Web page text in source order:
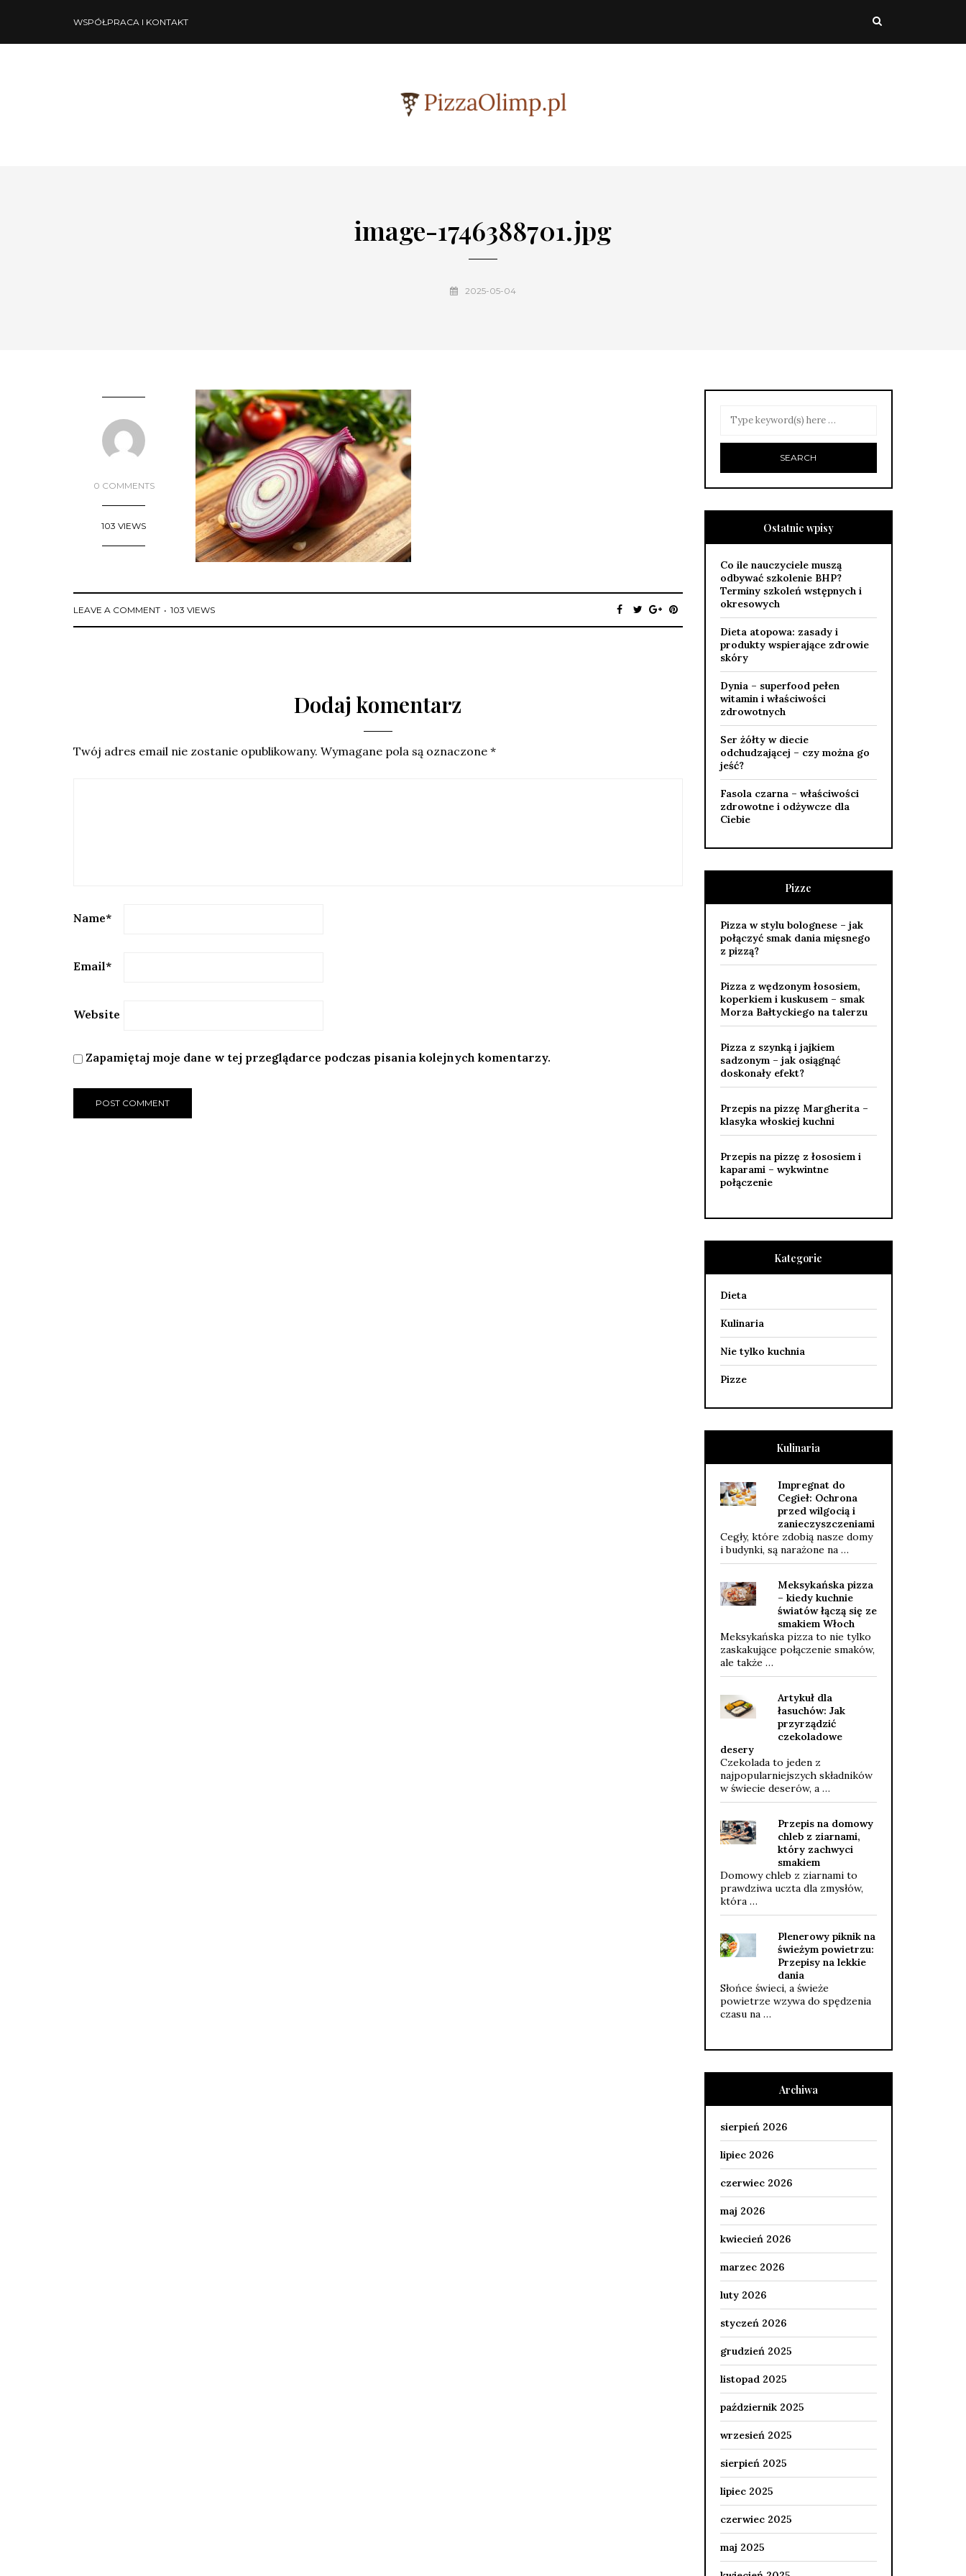
WSPÓŁPRACA I KONTAKT
image-1746388701.jpg
2025-05-04
0 COMMENTS
103 VIEWS
LEAVE A COMMENT 103 VIEWS
Dodaj komentarz
Twój adres email nie zostanie opublikowany. Wymagane pola są oznaczone *
Name*
Email*
Website
Zapamiętaj moje dane w tej przeglądarce podczas pisania kolejnych komentarzy.
Ostatnie wpisy
Co ile nauczyciele muszą
odbywać szkolenie BHP?
Terminy szkoleń wstępnych i
okresowych
Dieta atopowa: zasady i
produkty wspierające zdrowie
skóry
Dynia – superfood pełen
witamin i właściwości
zdrowotnych
Ser żółty w diecie
odchudzającej – czy można go
jeść?
Fasola czarna – właściwości
zdrowotne i odżywcze dla
Ciebie
Pizze
Pizza w stylu bolognese – jak
połączyć smak dania mięsnego
z pizzą?
Pizza z wędzonym łososiem,
koperkiem i kuskusem – smak
Morza Bałtyckiego na talerzu
Pizza z szynką i jajkiem
sadzonym – jak osiągnąć
doskonały efekt?
Przepis na pizzę Margherita –
klasyka włoskiej kuchni
Przepis na pizzę z łososiem i
kaparami – wykwintne
połączenie
Kategorie
Dieta
Kulinaria
Nie tylko kuchnia
Pizze
Kulinaria
Impregnat do
Cegieł: Ochrona
przed wilgocią i
zanieczyszczeniami
Cegły, które zdobią nasze domy
i budynki, są narażone na …
Meksykańska pizza
– kiedy kuchnie
światów łączą się ze
smakiem Włoch
Meksykańska pizza to nie tylko
zaskakujące połączenie smaków,
ale także …
Artykuł dla
łasuchów: Jak
przyrządzić
czekoladowe
desery
Czekolada to jeden z
najpopularniejszych składników
w świecie deserów, a …
Przepis na domowy
chleb z ziarnami,
który zachwyci
smakiem
Domowy chleb z ziarnami to
prawdziwa uczta dla zmysłów,
która …
Plenerowy piknik na
świeżym powietrzu:
Przepisy na lekkie
dania
Słońce świeci, a świeże
powietrze wzywa do spędzenia
czasu na …
Archiwa
sierpień 2026
lipiec 2026
czerwiec 2026
maj 2026
kwiecień 2026
marzec 2026
luty 2026
styczeń 2026
grudzień 2025
listopad 2025
październik 2025
wrzesień 2025
sierpień 2025
lipiec 2025
czerwiec 2025
maj 2025